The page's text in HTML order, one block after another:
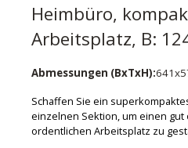
Heimbüro,
Arbeitsplatz, B:
Abmessungen (BxTxH):
Schaffen Sie ein
einzelnen Sektion, um einen
ordentlichen Arbeitsplatz zu